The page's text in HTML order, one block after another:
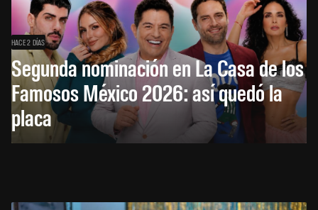
HACE 2 DÍAS
Segunda nominación en La Casa de los
Famosos México 2026: así quedó la
placa